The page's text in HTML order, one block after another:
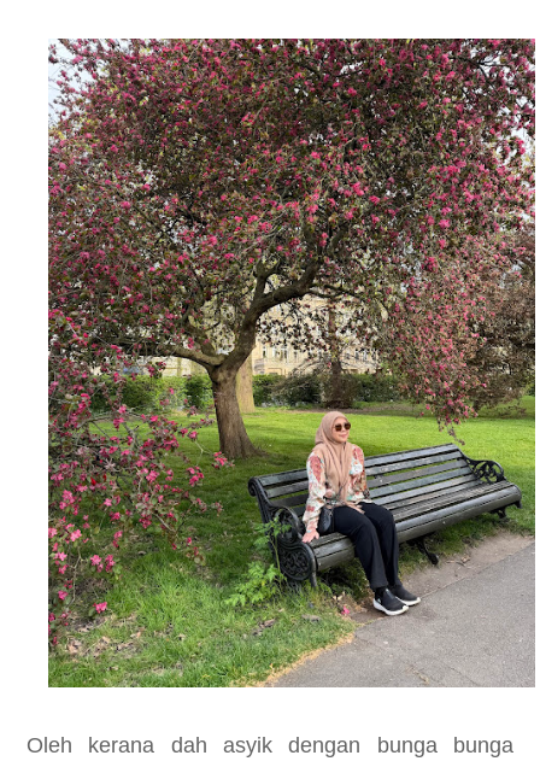
Oleh kerana dah asyik dengan bunga bunga